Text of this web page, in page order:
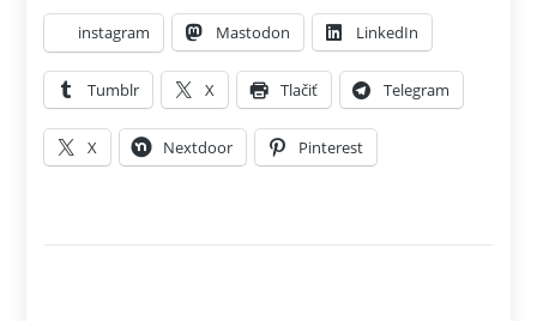
instagram Mastodon LinkedIn
Tumblr X Tlačiť Telegram
X Nextdoor Pinterest